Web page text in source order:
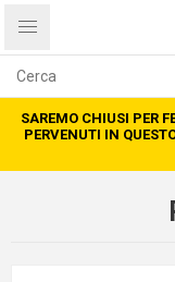
SAREMO CHIUSI PER
PERVENUTI IN